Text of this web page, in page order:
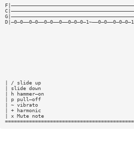
| / slide up
| slide down
| h hammer—on
| p pull—off
| ~ vibrato
| + harmonic
| x Mute note